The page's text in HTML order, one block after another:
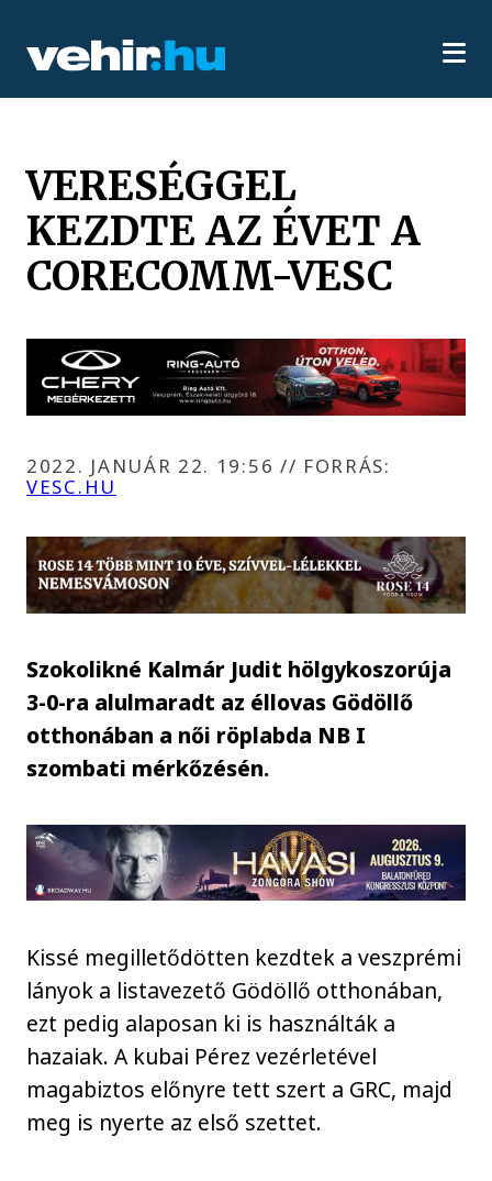
VERESÉGGEL
KEZDTE AZ ÉVET A
CORECOMM-VESC
2022. JANUÁR 22. 19:56 // FORRÁS:
VESC.HU
Szokolikné Kalmár Judit hölgykoszorúja
3-0-ra alulmaradt az éllovas Gödöllő
otthonában a női röplabda NB I
szombati mérkőzésén.
Kissé megilletődötten kezdtek a veszprémi
lányok a listavezető Gödöllő otthonában,
ezt pedig alaposan ki is használták a
hazaiak. A kubai Pérez vezérletével
magabiztos előnyre tett szert a GRC, majd
meg is nyerte az első szettet.